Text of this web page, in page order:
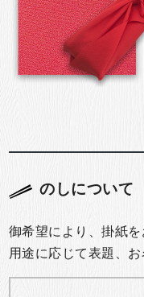
のしについて
御希望により、掛紙を
用途に応じて表題、